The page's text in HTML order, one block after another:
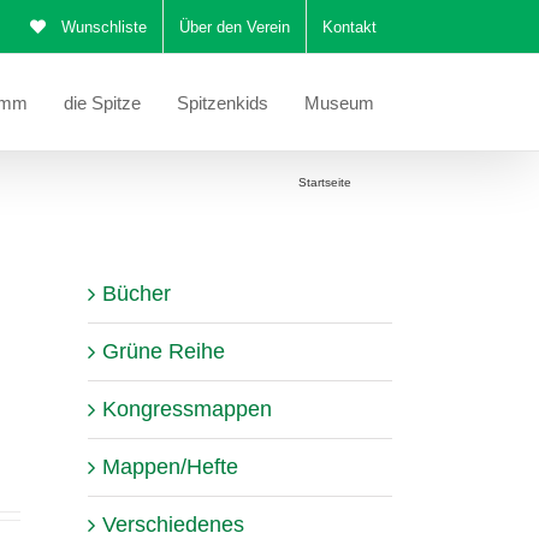
Wunschliste Über den Verein Kontakt
die Spitze Spitzenkids Museum
Startseite
Bücher
Grüne Reihe
Kongressmappen
Mappen/Hefte
Verschiedenes